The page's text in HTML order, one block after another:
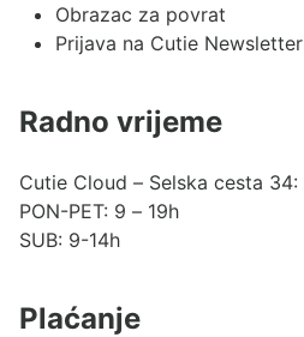
Obrazac za povrat
Prijava na Cutie Newsletter
Radno vrijeme
Cutie Cloud – Selska cesta 34:
PON-PET: 9 – 19h
SUB: 9-14h
Plaćanje